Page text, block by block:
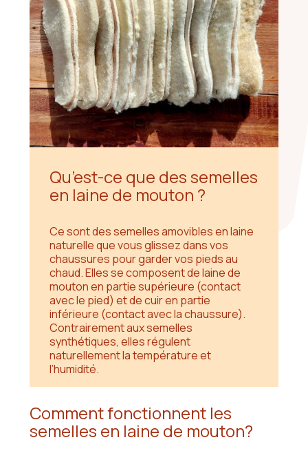
Qu’est-ce que des semelles
en laine de mouton ?
Ce sont des semelles amovibles en laine
naturelle que vous glissez dans vos
chaussures pour garder vos pieds au
chaud. Elles se composent de laine de
mouton en partie supérieure (contact
avec le pied) et de cuir en partie
inférieure (contact avec la chaussure).
Contrairement aux semelles
synthétiques, elles régulent
naturellement la température et
l’humidité.
Comment fonctionnent les
semelles en laine de mouton?